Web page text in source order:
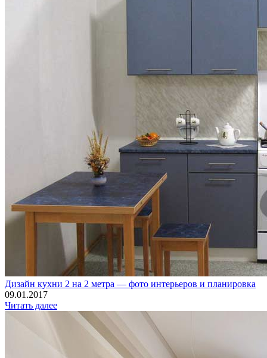
Дизайн кухни 2 на 2 метра — фото интерьеров и планировка
09.01.2017
Читать далее